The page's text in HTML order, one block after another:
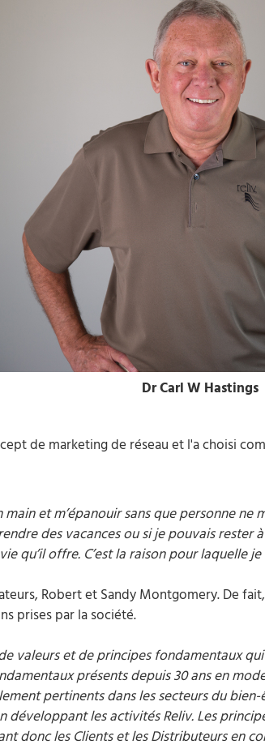
Dr Carl W Hastings
de marketing de réseau et l'a choisi
et m’épanouir sans que personne
des vacances ou si je pouvais rester
qu’il offre. C’est la raison pour laquelle
Robert et Sandy Montgomery. De
prises par la société.
valeurs et de principes fondamentaux
présents depuis 30 ans en
pertinents dans les secteurs du
les activités Reliv. Les
donc les Clients et les Distributeurs en